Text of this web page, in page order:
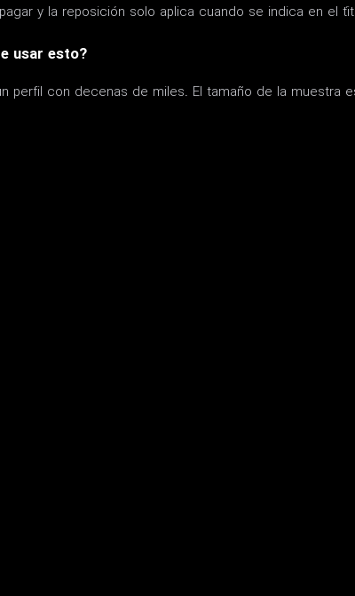
y la reposición solo aplica cuando se indica en el
usar esto?
perfil con decenas de miles. El tamaño de la muestra